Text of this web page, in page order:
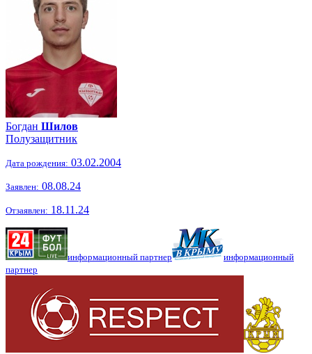
Богдан Шилов
Полузащитник
Дата рождения: 03.02.2004
Заявлен: 08.08.24
Отзаявлен: 18.11.24
информационный партнер
информационный
партнер